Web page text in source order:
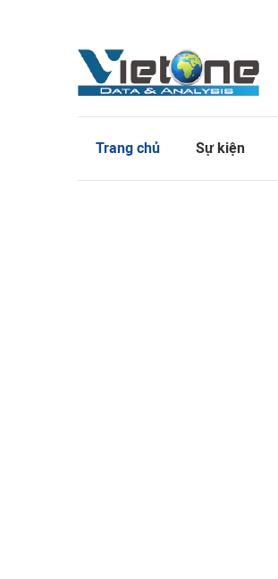
Trang chủ Sự kiện